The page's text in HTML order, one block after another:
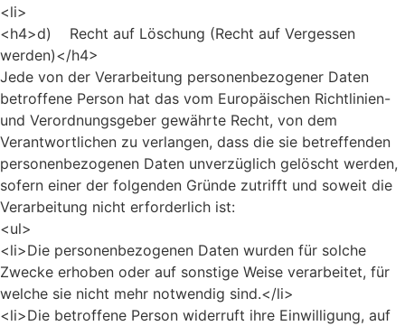
<li>
<h4>d) Recht auf Löschung (Recht auf Vergessen
werden)</h4>
Jede von der Verarbeitung personenbezogener Daten
betroffene Person hat das vom Europäischen Richtlinien-
und Verordnungsgeber gewährte Recht, von dem
Verantwortlichen zu verlangen, dass die sie betreffenden
personenbezogenen Daten unverzüglich gelöscht werden,
sofern einer der folgenden Gründe zutrifft und soweit die
Verarbeitung nicht erforderlich ist:
<ul>
<li>Die personenbezogenen Daten wurden für solche
Zwecke erhoben oder auf sonstige Weise verarbeitet, für
welche sie nicht mehr notwendig sind.</li>
<li>Die betroffene Person widerruft ihre Einwilligung, auf